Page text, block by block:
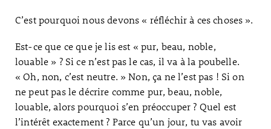
C’est pourquoi nous devons « réfléchir à ces choses ».
Est-ce que ce que je lis est « pur, beau, noble,
louable » ? Si ce n’est pas le cas, il va à la poubelle.
« Oh, non, c’est neutre. » Non, ça ne l’est pas ! Si on
ne peut pas le décrire comme pur, beau, noble,
louable, alors pourquoi s’en préoccuper ? Quel est
l’intérêt exactement ? Parce qu’un jour, tu vas avoir